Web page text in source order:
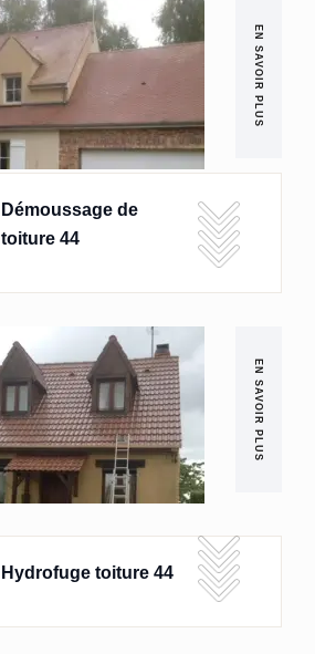
EN SAVOIR PLUS
Démoussage de
toiture 44
EN SAVOIR PLUS
Hydrofuge toiture 44